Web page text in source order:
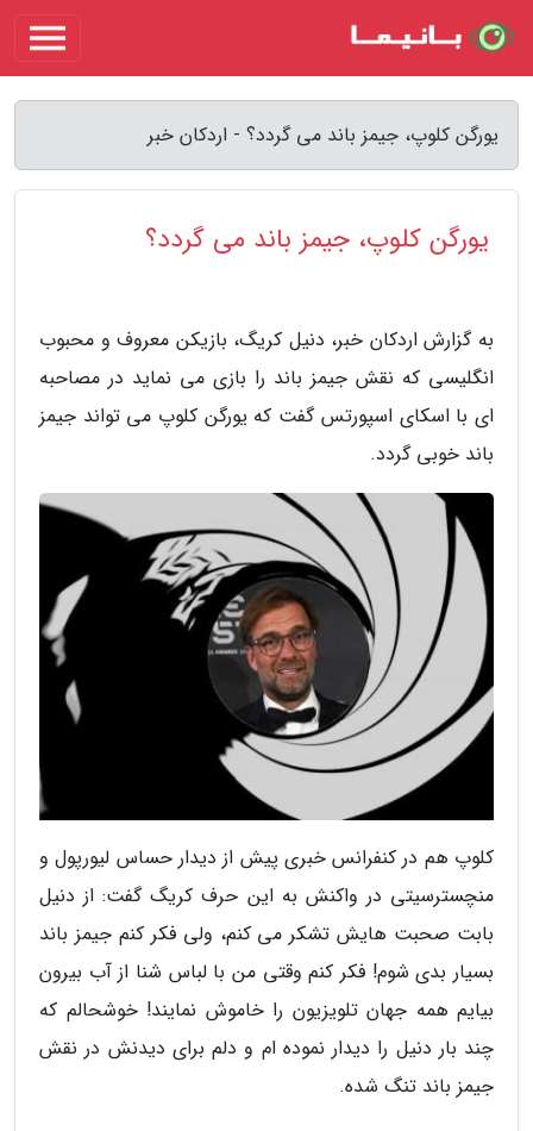
یورگن کلوپ، جیمز باند می گردد؟ - اردکان خبر
یورگن کلوپ، جیمز باند می گردد؟
به گزارش اردکان خبر، دنیل کریگ، بازیکن معروف و محبوب
انگلیسی که نقش جیمز باند را بازی می نماید در مصاحبه
ای با اسکای اسپورتس گفت که یورگن کلوپ می تواند جیمز
باند خوبی گردد.
کلوپ هم در کنفرانس خبری پیش از دیدار حساس لیورپول و
منچسترسیتی در واکنش به این حرف کریگ گفت: از دنیل
بابت صحبت هایش تشکر می کنم، ولی فکر کنم جیمز باند
بسیار بدی شوم! فکر کنم وقتی من با لباس شنا از آب بیرون
بیایم همه جهان تلویزیون را خاموش نمایند! خوشحالم که
چند بار دنیل را دیدار نموده ام و دلم برای دیدنش در نقش
جیمز باند تنگ شده.